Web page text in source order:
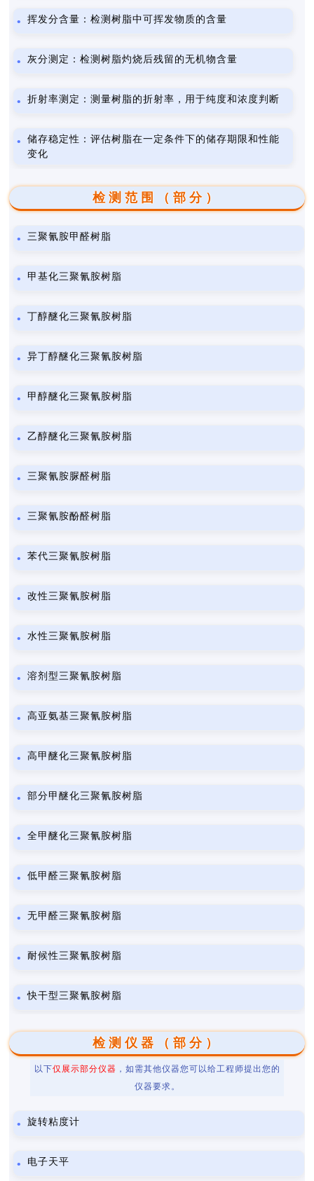
挥发分含量：检测树脂中可挥发物质的含量
灰分测定：检测树脂灼烧后残留的无机物含量
折射率测定：测量树脂的折射率，用于纯度和浓度判断
储存稳定性：评估树脂在一定条件下的储存期限和性能
变化
检测范围（部分）
三聚氰胺甲醛树脂
甲基化三聚氰胺树脂
丁醇醚化三聚氰胺树脂
异丁醇醚化三聚氰胺树脂
甲醇醚化三聚氰胺树脂
乙醇醚化三聚氰胺树脂
三聚氰胺脲醛树脂
三聚氰胺酚醛树脂
苯代三聚氰胺树脂
改性三聚氰胺树脂
水性三聚氰胺树脂
溶剂型三聚氰胺树脂
高亚氨基三聚氰胺树脂
高甲醚化三聚氰胺树脂
部分甲醚化三聚氰胺树脂
全甲醚化三聚氰胺树脂
低甲醛三聚氰胺树脂
无甲醛三聚氰胺树脂
耐候性三聚氰胺树脂
快干型三聚氰胺树脂
检测仪器（部分）
以下仅展示部分仪器 ，如需其他仪器您可以给工程师提出您的
仪器要求。
旋转粘度计
电子天平